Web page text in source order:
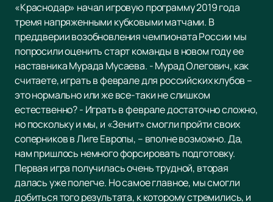
«Краснодар» начал игровую программу 2019 года
тремя напряженными кубковыми матчами. В
преддверии возобновления чемпионата России мы
попросили оценить старт команды в новом году ее
наставника Мурада Мусаева. - Мурад Олегович, как
считаете, играть в феврале для российских клубов –
это нормально или же все-таки не слишком
естественно? - Играть в феврале достаточно сложно,
но поскольку и мы, и «Зенит» смогли пройти своих
соперников в Лиге Европы, – вполне возможно. Да,
нам пришлось немного форсировать подготовку.
Первая игра получилась очень трудной, вторая
далась уже полегче. Но самое главное, мы смогли
добиться того результата, к которому стремились, и